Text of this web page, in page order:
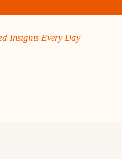
Insights Every Day